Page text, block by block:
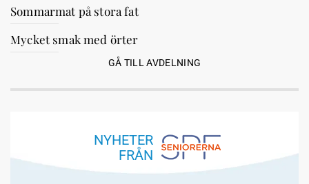
Sommarmat på stora fat
Mycket smak med örter
GÅ TILL AVDELNING
NYHETER
FRÅN